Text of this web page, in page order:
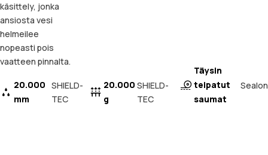
käsittely, jonka
ansiosta vesi
helmeilee
nopeasti pois
vaatteen pinnalta.
20.000
mm
SHIELD-
TEC
20.000
g
SHIELD-
TEC
Täysin
teipatut
saumat
Sealon